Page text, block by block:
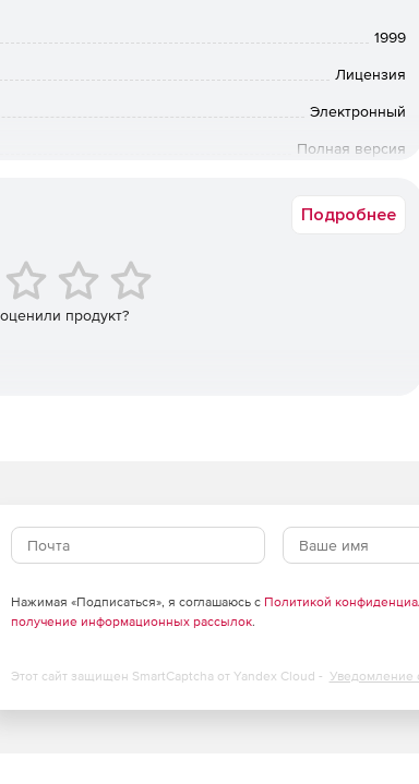
и резервного копирования данных, организации
для установки и управления наиболее
необходимые встроенные средства защиты от
1999
Лицензия
Электронный
Полная версия
Подробнее
продукт?
Нажимая «Подписаться», я соглашаюсь с Политикой
получение информационных рассылок.
Этот сайт защищен SmartCaptcha от Yandex Cloud - Уведомление